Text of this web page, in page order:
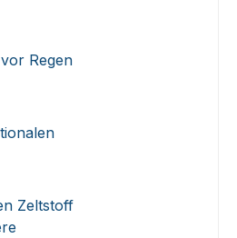
Regen
Zeltstoff